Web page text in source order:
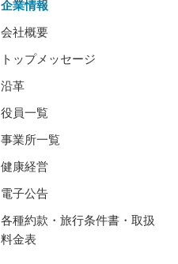
企業情報
会社概要
トップメッセージ
沿革
役員一覧
事業所一覧
健康経営
電子公告
各種約款・旅行条件書・取扱
料金表